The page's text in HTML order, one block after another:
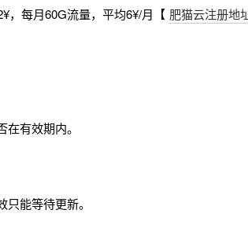
，每月60G流量，平均6¥/月【 肥猫云注册地
有效期内。
能等待更新。